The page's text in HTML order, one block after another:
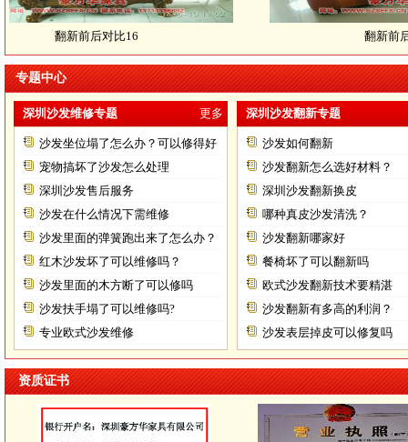
翻新前后对比16 翻新前后对
专题中心
深圳沙发维修专题 更多
沙发坐位塌了怎么办？可以修得好
不？
宠物搞坏了沙发怎么处理
深圳沙发售后服务
沙发在什么情况下需维修
沙发里面的弹簧跑出来了怎么办？
红木沙发坏了可以维修吗？
沙发里面的木方断了可以修吗
沙发扶手塌了可以维修吗?
专业欧式沙发维修
深圳沙发翻新专题
沙发如何翻新
沙发翻新怎么选好材料？
深圳沙发翻新换皮
哪种真皮沙发清洗？
沙发翻新哪家好
餐椅坏了可以翻新吗
欧式沙发翻新技术要精湛
沙发翻新有多高的利润？
沙发表层掉皮可以修复吗
资质证书